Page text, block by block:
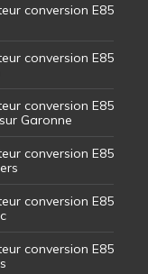
conversion E85
conversion E85
conversion E85
Garonne
conversion E85
conversion E85
conversion E85